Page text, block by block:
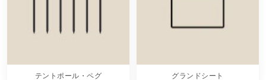
テントポール・ペグ グランドシート